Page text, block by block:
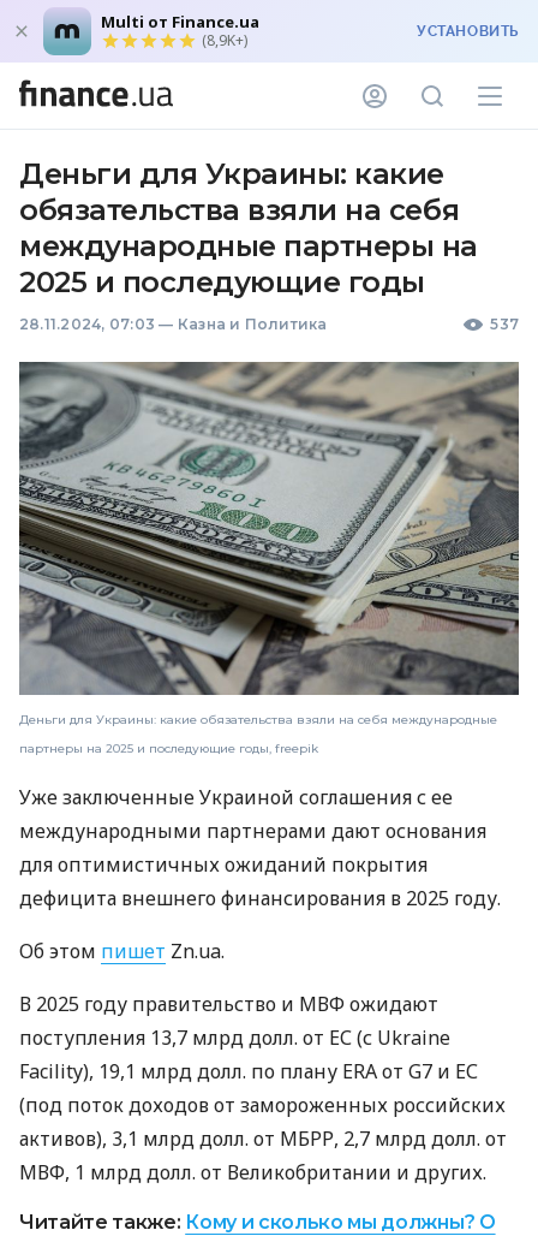
Multi от Finance.ua
(8,9K+) УСТАНОВИТЬ
Деньги для Украины: какие
обязательства взяли на себя
международные партнеры на
2025 и последующие годы
28.11.2024, 07:03 — Казна и Политика 537
Деньги для Украины: какие обязательства взяли на себя международные
партнеры на 2025 и последующие годы, freepik
Уже заключенные Украиной соглашения с ее
международными партнерами дают основания
для оптимистичных ожиданий покрытия
дефицита внешнего финансирования в 2025 году.
Об этом пишет Zn.ua.
В 2025 году правительство и МВФ ожидают
поступления 13,7 млрд долл. от ЕС (с Ukraine
Facility), 19,1 млрд долл. по плану ERA от G7 и ЕС
(под поток доходов от замороженных российских
активов), 3,1 млрд долл. от МБРР, 2,7 млрд долл. от
МВФ, 1 млрд долл. от Великобритании и других.
Читайте также: Кому и сколько мы должны? О